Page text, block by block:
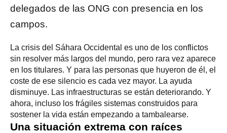
delegados de las ONG con presencia en los
campos.
La crisis del Sáhara Occidental es uno de los conflictos
sin resolver más largos del mundo, pero rara vez aparece
en los titulares. Y para las personas que huyeron de él, el
coste de ese silencio es cada vez mayor. La ayuda
disminuye. Las infraestructuras se están deteriorando. Y
ahora, incluso los frágiles sistemas construidos para
sostener la vida están empezando a tambalearse.
Una situación extrema con raíces